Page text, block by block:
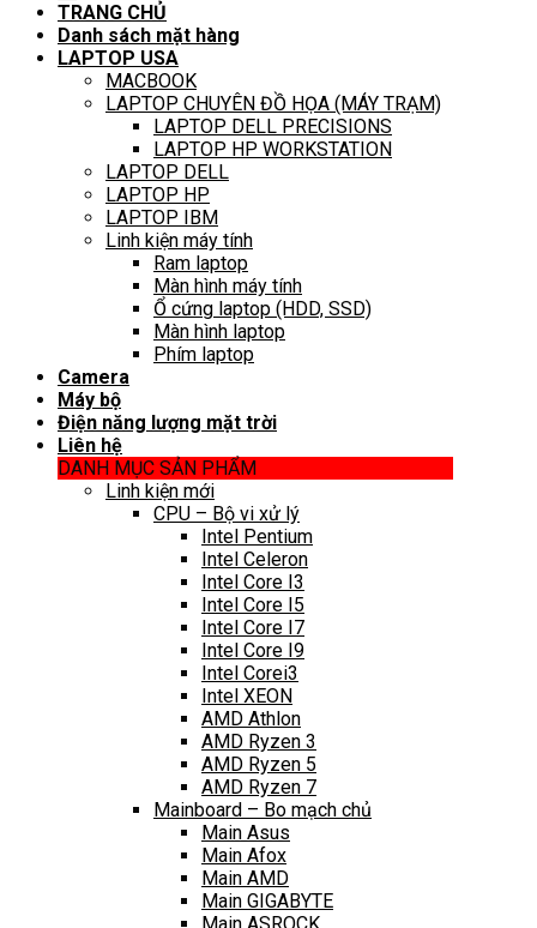
TRANG CHỦ
Danh sách mặt hàng
LAPTOP USA
MACBOOK
LAPTOP CHUYÊN ĐỒ HỌA (MÁY TRẠM)
LAPTOP DELL PRECISIONS
LAPTOP HP WORKSTATION
LAPTOP DELL
LAPTOP HP
LAPTOP IBM
Linh kiện máy tính
Ram laptop
Màn hình máy tính
Ổ cứng laptop (HDD, SSD)
Màn hình laptop
Phím laptop
Camera
Máy bộ
Điện năng lượng mặt trời
Liên hệ
DANH MỤC SẢN PHẨM
Linh kiện mới
CPU – Bộ vi xử lý
Intel Pentium
Intel Celeron
Intel Core I3
Intel Core I5
Intel Core I7
Intel Core I9
Intel Corei3
Intel XEON
AMD Athlon
AMD Ryzen 3
AMD Ryzen 5
AMD Ryzen 7
Mainboard – Bo mạch chủ
Main Asus
Main Afox
Main AMD
Main GIGABYTE